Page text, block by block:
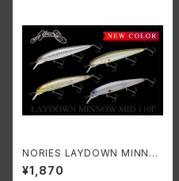
NORIES LAYDOWN MINNO
W MID 110/レイダウンミノー ミ
ッド 110
¥1,870